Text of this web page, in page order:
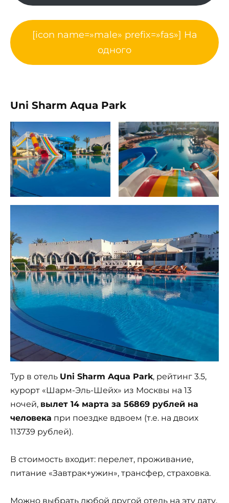
[icon name=»male» prefix=»fas»] На
одного
Uni Sharm Aqua Park
Тур в отель Uni Sharm Aqua Park, рейтинг 3.5,
курорт «Шарм-Эль-Шейх» из Москвы на 13
ночей, вылет 14 марта за 56869 рублей на
человека при поездке вдвоем (т.е. на двоих
113739 рублей).
В стоимость входит: перелет, проживание,
питание «Завтрак+ужин», трансфер, страховка.
Можно выбрать любой другой отель на эту дату,